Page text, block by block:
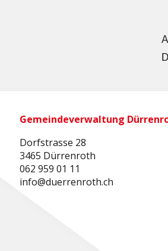
Gemeindeverwaltung
Dorfstrasse 28
3465 Dürrenroth
062 959 01 11
info@duerrenroth.ch